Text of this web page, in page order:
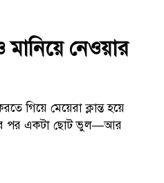
মানিয়ে নেওয়ার
গিয়ে মেয়েরা ক্লান্ত হয়ে
পর একটা ছোট ভুল—আর